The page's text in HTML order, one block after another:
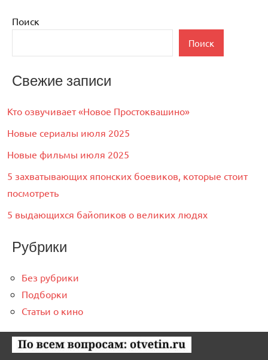
Поиск
Поиск
Свежие записи
Кто озвучивает «Новое Простоквашино»
Новые сериалы июля 2025
Новые фильмы июля 2025
5 захватывающих японских боевиков, которые стоит
посмотреть
5 выдающихся байопиков о великих людях
Рубрики
Без рубрики
Подборки
Статьи о кино